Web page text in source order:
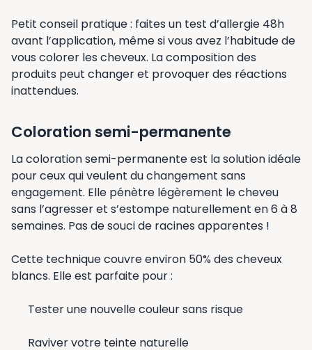
Petit conseil pratique : faites un test d’allergie 48h
avant l’application, même si vous avez l’habitude de
vous colorer les cheveux. La composition des
produits peut changer et provoquer des réactions
inattendues.
Coloration semi-permanente
La coloration semi-permanente est la solution idéale
pour ceux qui veulent du changement sans
engagement. Elle pénètre légèrement le cheveu
sans l’agresser et s’estompe naturellement en 6 à 8
semaines. Pas de souci de racines apparentes !
Cette technique couvre environ 50% des cheveux
blancs. Elle est parfaite pour :
Tester une nouvelle couleur sans risque
Raviver votre teinte naturelle